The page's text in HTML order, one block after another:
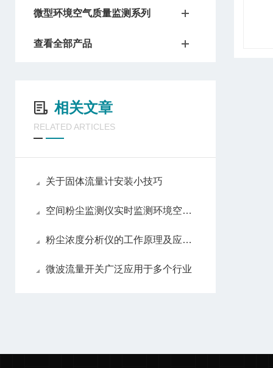
微型环境空气质量监测系列
查看全部产品
相关文章
RELATED ARTICLES
关于固体流量计安装小技巧
空间粉尘监测仪实时监测环境空气中的粉尘颗粒浓度
粉尘浓度分析仪的工作原理及应用案例
微波流量开关广泛应用于多个行业